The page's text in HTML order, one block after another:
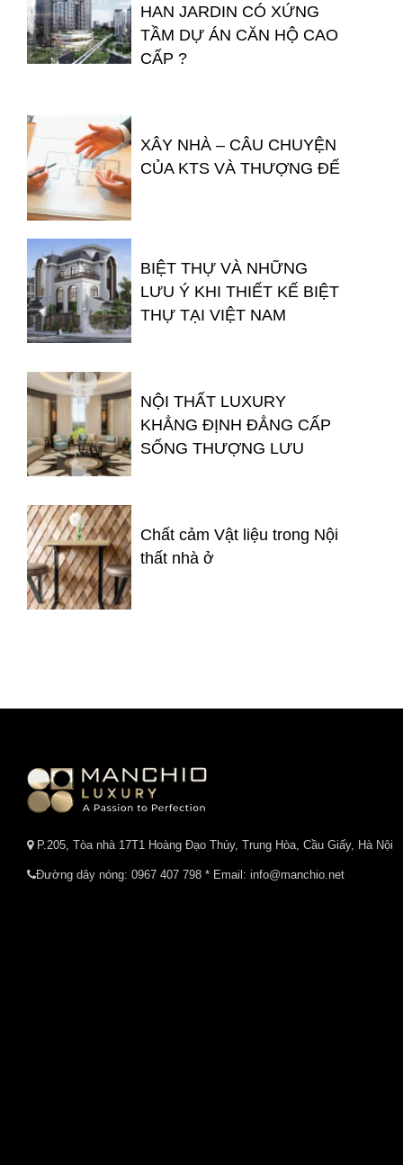
HAN JARDIN CÓ XỨNG
TẦM DỰ ÁN CĂN HỘ CAO
CẤP ?
XÂY NHÀ – CÂU CHUYỆN
CỦA KTS VÀ THƯỢNG ĐẾ
BIỆT THỰ VÀ NHỮNG
LƯU Ý KHI THIẾT KẾ BIỆT
THỰ TẠI VIỆT NAM
NỘI THẤT LUXURY
KHẲNG ĐỊNH ĐẲNG CẤP
SỐNG THƯỢNG LƯU
Chất cảm Vật liệu trong Nội
thất nhà ở
P.205, Tòa nhà 17T1 Hoàng Đạo Thúy, Trung Hòa, Cầu Giấy, Hà Nội
Đường dây nóng: 0967 407 798 * Email: info@manchio.net